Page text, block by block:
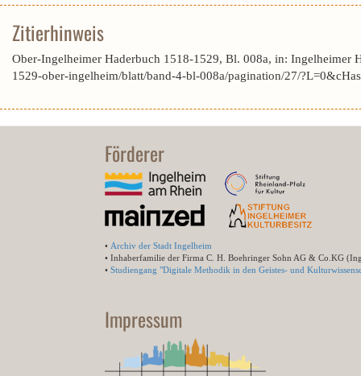
Zitierhinweis
Ober-Ingelheimer Haderbuch 1518-1529, Bl. 008a, in: Ingelheimer
1529-ober-ingelheim/blatt/band-4-bl-008a/pagination/27/
Förderer
• Archiv der Stadt Ingelheim
• Inhaberfamilie der Firma C. H. Boehringer Sohn AG & Co.KG
• Studiengang "Digitale Methodik in den Geistes- und
Impressum